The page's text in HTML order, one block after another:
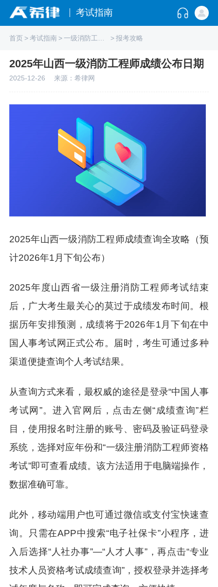
考试指南
首页>考试指南> > 报考攻略
2025年山西一级消防工程师成绩公布日期
2025-12-26 来源：希律网
2025年山西一级消防工程师成绩查询全攻略（预
计2026年1月下旬公布）
2025年度山西省一级注册消防工程师考试结束
后，广大考生最关心的莫过于成绩发布时间。根
据历年安排预测，成绩将于2026年1月下旬在中
国人事考试网正式公布。届时，考生可通过多种
渠道便捷查询个人考试结果。
从查询方式来看，最权威的途径是登录“中国人事
考试网”。进入官网后，点击左侧“成绩查询”栏
目，使用报名时注册的账号、密码及验证码登录
系统，选择对应年份和“一级注册消防工程师资格
考试”即可查看成绩。该方法适用于电脑端操作，
数据准确可靠。
此外，移动端用户也可通过微信或支付宝快速查
询。只需在APP中搜索“电子社保卡”小程序，进
入后选择“人社办事”—“人才人事”，再点击“专业
技术人员资格考试成绩查询”，授权登录并选择考